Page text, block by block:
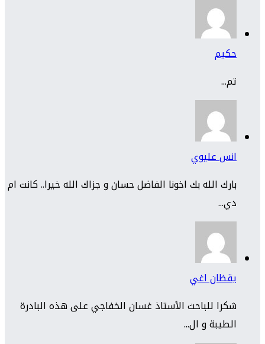
حكيم
تم...
انس عليوي
بارك الله بك اخونا الفاضل حسان و جزاك الله خيرا.. كانت ام
دي...
يقظان اغي
شكرا للباحث الأستاذ غسان الخفاجي على هذه البادرة
الطيبة و ال...